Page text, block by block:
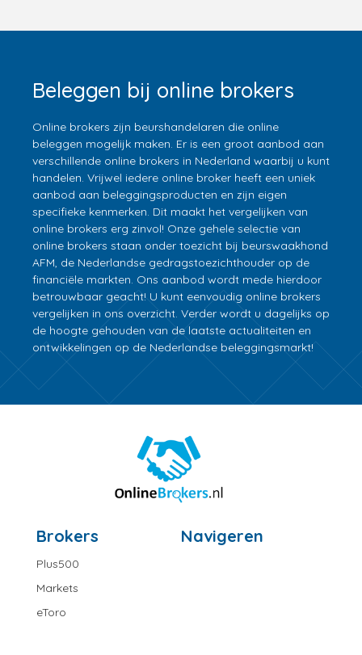
Beleggen bij online brokers
Online brokers zijn beurshandelaren die online
beleggen mogelijk maken. Er is een groot aanbod aan
verschillende online brokers in Nederland waarbij u kunt
handelen. Vrijwel iedere online broker heeft een uniek
aanbod aan beleggingsproducten en zijn eigen
specifieke kenmerken. Dit maakt het vergelijken van
online brokers erg zinvol! Onze gehele selectie van
online brokers staan onder toezicht bij beurswaakhond
AFM, de Nederlandse gedragstoezichthouder op de
financiële markten. Ons aanbod wordt mede hierdoor
betrouwbaar geacht! U kunt eenvoudig online brokers
vergelijken in ons overzicht. Verder wordt u dagelijks op
de hoogte gehouden van de laatste actualiteiten en
ontwikkelingen op de Nederlandse beleggingsmarkt!
Brokers
Plus500
Markets
eToro
Navigeren